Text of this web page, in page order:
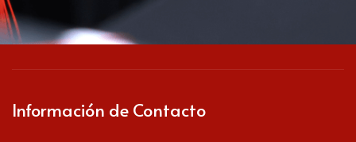
Información de Contacto